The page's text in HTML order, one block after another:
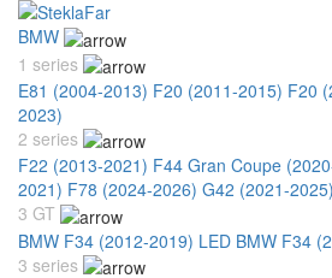
BMW
1 series
E81 (2004-2013) F20 (2011-2015) F20
2023)
2 series
F22 (2013-2021) F44 Gran Coupe
2021) F78 (2024-2026) G42 (2021-2025)
3 GT
BMW F34 (2012-2019) LED BMW F34
3 series